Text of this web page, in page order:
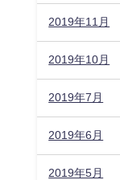
2019年11月
2019年10月
2019年7月
2019年6月
2019年5月